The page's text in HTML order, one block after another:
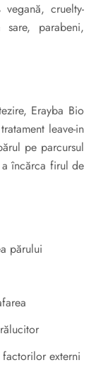
cruelty-
parabeni,
Erayba Bio
leave-in
pe parcursul
încărca firul de
părului
externi